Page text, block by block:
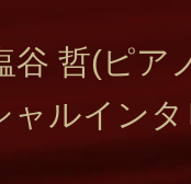
谷 哲(ピア
ャルイン